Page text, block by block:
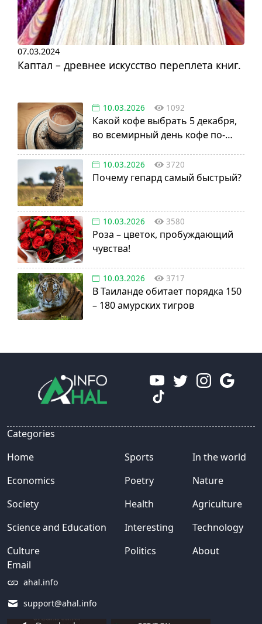
07.03.2024
Каптал – древнее искусство переплета книг.
10.03.2026 1092
Какой кофе выбрать 5 декабря,
во всемирный день кофе по-
10.03.2026 3720
Почему гепард самый быстрый?
10.03.2026 3580
Роза – цветок, пробуждающий
чувства!
10.03.2026 3717
В Таиланде обитает порядка 150
– 180 амурских тигров
Email
ahal.info
support@ahal.info
Categories
Home
Economics
Society
Science and Education
Culture
Sports
Poetry
Health
Interesting
Politics
In the world
Nature
Agriculture
Technology
About